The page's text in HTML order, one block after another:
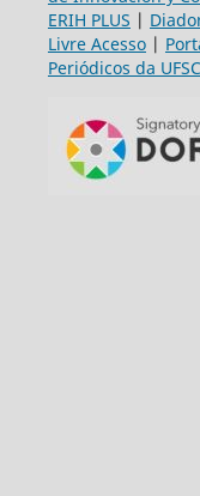
ERIH PLUS |
Livre Acesso|
Periódicos da